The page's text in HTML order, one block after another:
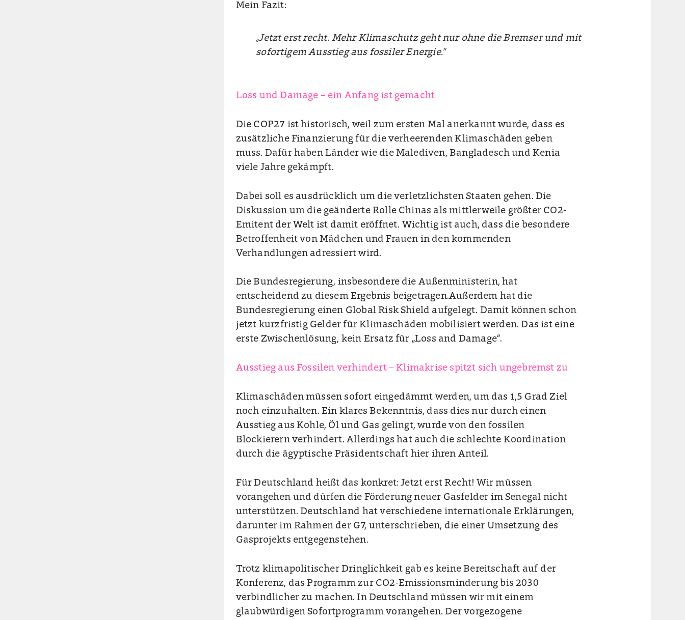
Mein Fazit:
„Jetzt erst recht. Mehr Klimaschutz geht nur ohne die Bremser und mit
sofortigem Ausstieg aus fossiler Energie.“
Loss und Damage – ein Anfang ist gemacht
Die COP27 ist historisch, weil zum ersten Mal anerkannt wurde, dass es
zusätzliche Finanzierung für die verheerenden Klimaschäden geben
muss. Dafür haben Länder wie die Malediven, Bangladesch und Kenia
viele Jahre gekämpft.
Dabei soll es ausdrücklich um die verletzlichsten Staaten gehen. Die
Diskussion um die geänderte Rolle Chinas als mittlerweile größter CO2-
Emitent der Welt ist damit eröffnet. Wichtig ist auch, dass die besondere
Betroffenheit von Mädchen und Frauen in den kommenden
Verhandlungen adressiert wird.
Die Bundesregierung, insbesondere die Außenministerin, hat
entscheidend zu diesem Ergebnis beigetragen.Außerdem hat die
Bundesregierung einen Global Risk Shield aufgelegt. Damit können schon
jetzt kurzfristig Gelder für Klimaschäden mobilisiert werden. Das ist eine
erste Zwischenlösung, kein Ersatz für „Loss and Damage“.
Ausstieg aus Fossilen verhindert – Klimakrise spitzt sich ungebremst zu
Klimaschäden müssen sofort eingedämmt werden, um das 1,5 Grad Ziel
noch einzuhalten. Ein klares Bekenntnis, dass dies nur durch einen
Ausstieg aus Kohle, Öl und Gas gelingt, wurde von den fossilen
Blockierern verhindert. Allerdings hat auch die schlechte Koordination
durch die ägyptische Präsidentschaft hier ihren Anteil.
Für Deutschland heißt das konkret: Jetzt erst Recht! Wir müssen
vorangehen und dürfen die Förderung neuer Gasfelder im Senegal nicht
unterstützen. Deutschland hat verschiedene internationale Erklärungen,
darunter im Rahmen der G7, unterschrieben, die einer Umsetzung des
Gasprojekts entgegenstehen.
Trotz klimapolitischer Dringlichkeit gab es keine Bereitschaft auf der
Konferenz, das Programm zur CO2-Emissionsminderung bis 2030
verbindlicher zu machen. In Deutschland müssen wir mit einem
glaubwürdigen Sofortprogramm vorangehen. Der vorgezogene